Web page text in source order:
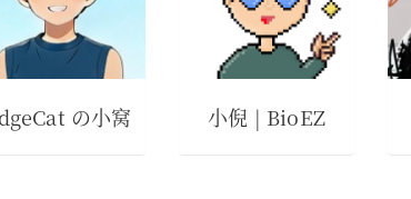
の小窝 小倪 | BioEZ